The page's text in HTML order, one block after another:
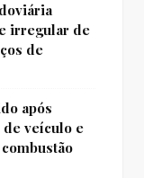
irregular de
de
após
veículo e